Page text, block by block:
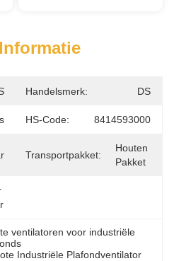
Handelsmerk: DS
HS-Code: 8414593000
Transportpakket:
Houten
Pakket
ventilatoren voor industriële
Industriële Plafondventilator